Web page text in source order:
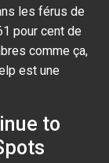
les férus de
pour cent de
comme ça,
est une
to